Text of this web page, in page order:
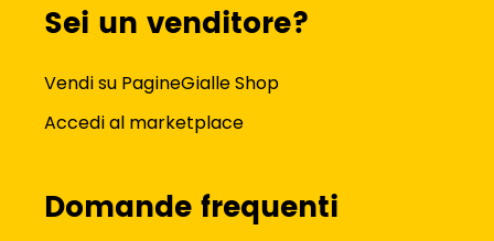
Sei un venditore?
Vendi su PagineGialle Shop
Accedi al marketplace
Domande frequenti